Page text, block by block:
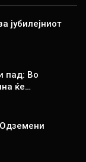
јубилејниот
пад: Во
ќе…